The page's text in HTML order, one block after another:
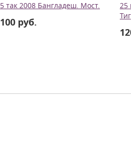
5 так 2008 Бангладеш. Мост.
100 руб.
25